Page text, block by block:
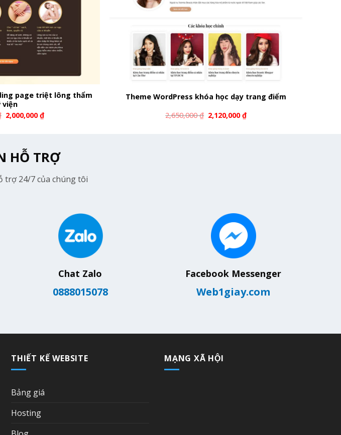
page triệt lông thẩm
viện
2,000,000₫
Theme WordPress khóa học dạy trang điểm
2,650,000₫ 2,120,000₫
HỖ TRỢ
trợ 24/7 của chúng tôi
Chat Zalo
0888015078
Facebook Messenger
Web1giay.com
THIẾT KẾ WEBSITE
Bảng giá
Hosting
MẠNG XÃ HỘI